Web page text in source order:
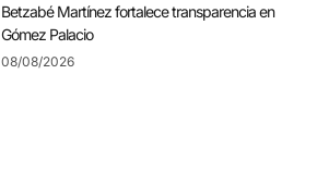
Betzabé Martínez fortalece transparencia en
Gómez Palacio
08/08/2026